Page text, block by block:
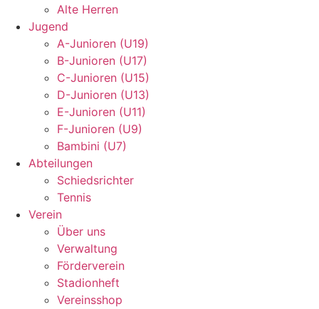
Alte Herren
Jugend
A-Junioren (U19)
B-Junioren (U17)
C-Junioren (U15)
D-Junioren (U13)
E-Junioren (U11)
F-Junioren (U9)
Bambini (U7)
Abteilungen
Schiedsrichter
Tennis
Verein
Über uns
Verwaltung
Förderverein
Stadionheft
Vereinsshop